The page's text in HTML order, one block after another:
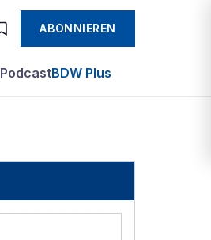
ABONNIEREN
PodcastBDW Plus